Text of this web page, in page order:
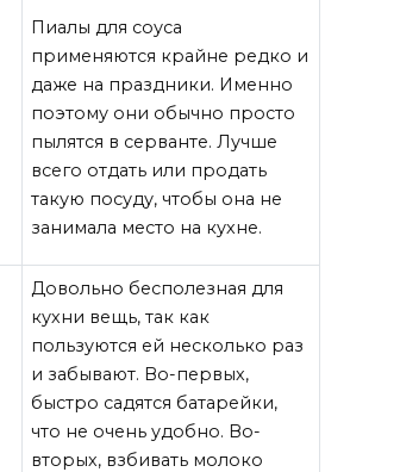
Пиалы для соуса
применяются крайне редко и
даже на праздники. Именно
поэтому они обычно просто
пылятся в серванте. Лучше
всего отдать или продать
такую посуду, чтобы она не
занимала место на кухне.
Довольно бесполезная для
кухни вещь, так как
пользуются ей несколько раз
и забывают. Во-первых,
быстро садятся батарейки,
что не очень удобно. Во-
вторых, взбивать молоко